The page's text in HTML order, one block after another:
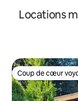
Locations
Coup de cœur
Coup de cœur